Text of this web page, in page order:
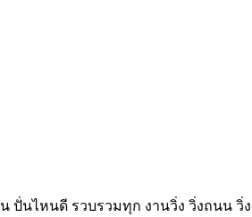
นไหนดี รวบรวมทุก งานวิ่ง วิ่งถนน วิ่